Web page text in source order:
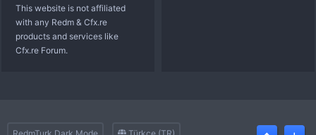
This website is not affiliated
with any Redm & Cfx.re
products and services like
Cfx.re Forum.